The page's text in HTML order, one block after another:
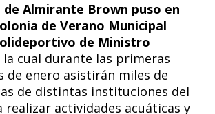
de Almirante Brown puso en
de Verano Municipal
de Ministro
la cual durante las primeras
de enero asistirán miles de
de distintas instituciones del
actividades acuáticas y